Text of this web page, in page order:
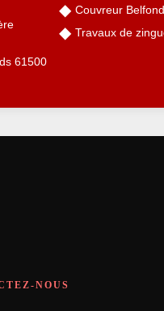
61500
Couvreur
Travaux de
NOUS